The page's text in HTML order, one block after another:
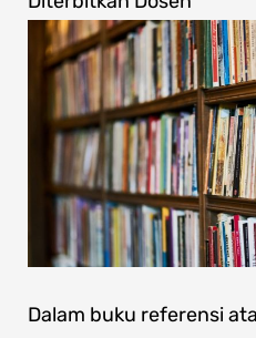
Dalam buku referensi